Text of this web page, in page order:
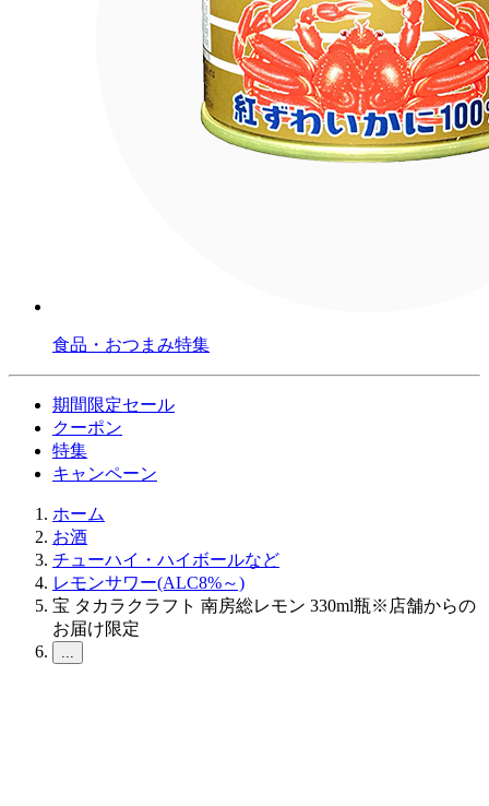
食品・おつまみ特集
期間限定セール
クーポン
特集
キャンペーン
ホーム
お酒
チューハイ・ハイボールなど
レモンサワー(ALC8%～)
宝 タカラクラフト 南房総レモン 330ml瓶※店舗からの
お届け限定
...